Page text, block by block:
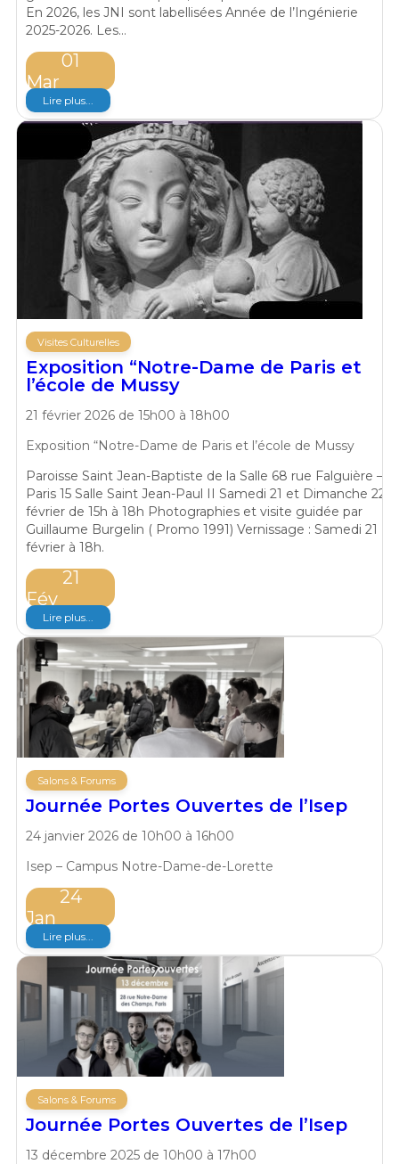
En 2026, les JNI sont labellisées Année de l’Ingénierie
2025-2026. Les…
01
Mar
Lire plus...
Visites Culturelles
Exposition “Notre-Dame de Paris et
l’école de Mussy
21 février 2026 de 15h00 à 18h00
Exposition “Notre-Dame de Paris et l’école de Mussy
Paroisse Saint Jean-Baptiste de la Salle 68 rue Falguière –
Paris 15 Salle Saint Jean-Paul II Samedi 21 et Dimanche 22
février de 15h à 18h Photographies et visite guidée par
Guillaume Burgelin ( Promo 1991) Vernissage : Samedi 21
février à 18h.
21
Fév
Lire plus...
Salons & Forums
Journée Portes Ouvertes de l’Isep
24 janvier 2026 de 10h00 à 16h00
Isep – Campus Notre-Dame-de-Lorette
24
Jan
Lire plus...
Salons & Forums
Journée Portes Ouvertes de l’Isep
13 décembre 2025 de 10h00 à 17h00